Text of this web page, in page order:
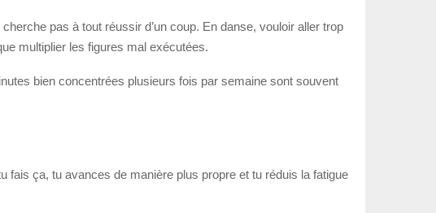
pas à tout réussir d’un coup. En danse, vouloir aller trop
multiplier les figures mal exécutées.
bien concentrées plusieurs fois par semaine sont souvent
fais ça, tu avances de manière plus propre et tu réduis la fatigue